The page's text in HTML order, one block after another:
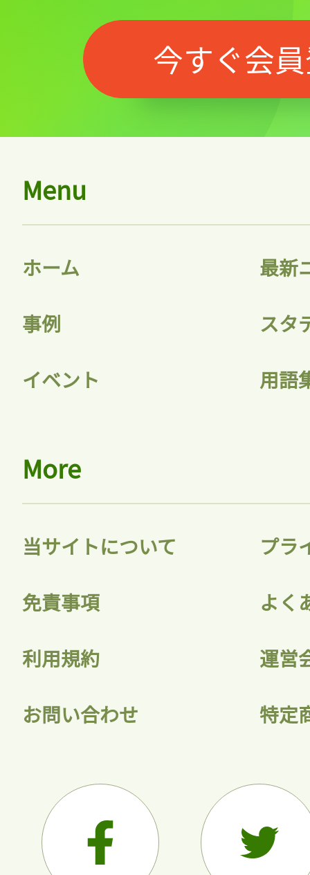
記事をお気に入りに
ログインが必
会員登録
今すぐ会
Menu
ホーム 最新
事例 スタ
イベント 用語
More
当サイトについて プラ
免責事項 よく
利用規約 運営
お問い合わせ 特定